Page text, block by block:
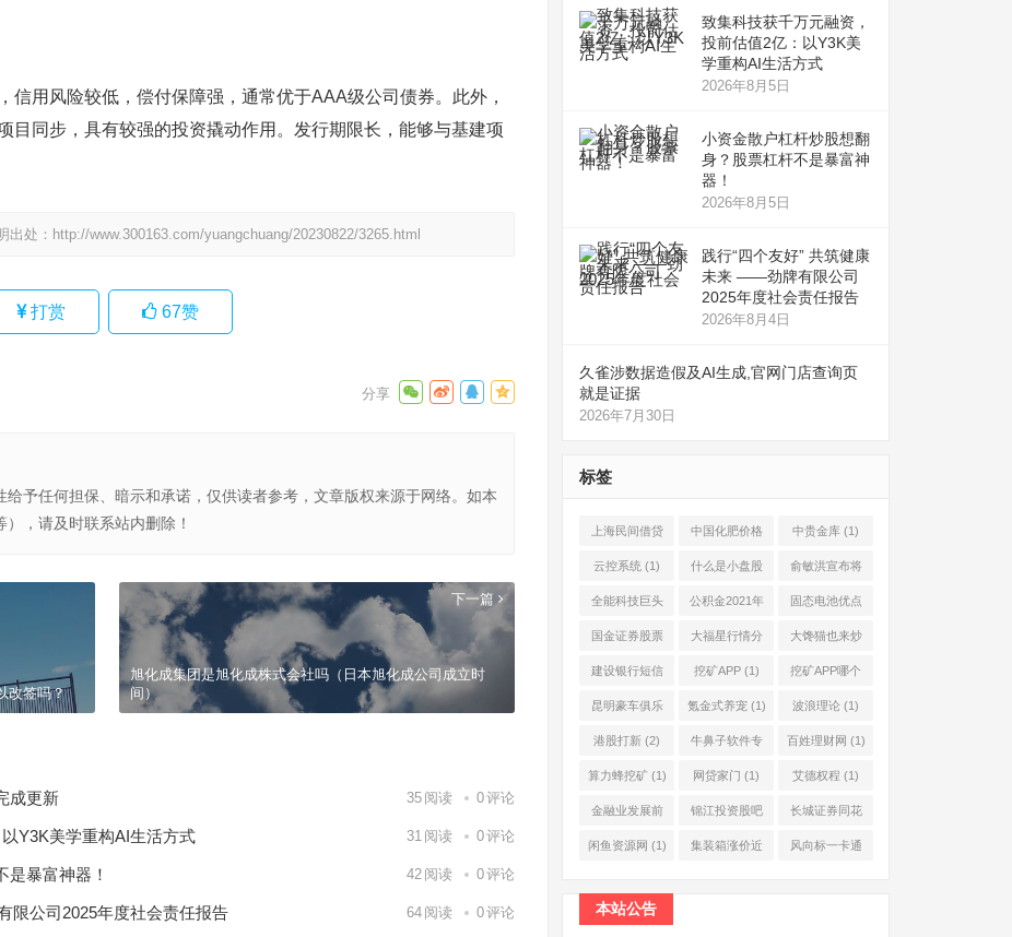
信用风险较低，偿付保障强，通常优于AAA级公司债券。此外，
目同步，具有较强的投资撬动作用。发行期限长，能够与基建项
出处： http://www.300163.com/yuangchuang/20230822/3265.html
打赏 67赞
予任何担保、暗示和承诺，仅供读者参考，文章版权来源于网络。如本
，请及时联系站内删除！
改签吗？
下一篇
旭化成集团是旭化成株式会社吗（日本旭化成公司成立时
间）
成更新 35 阅读 0评论
Y3K美学重构AI生活方式 31 阅读 0评论
暴富神器！ 42 阅读 0评论
限公司2025年度社会责任报告 64 阅读 0评论
致集科技获千万元融资，
投前估值2亿：以Y3K美
学重构AI生活方式
2026年8月5日
小资金散户杠杆炒股想翻
身？股票杠杆不是暴富神
器！
2026年8月5日
践行“四个友好” 共筑健康
未来 ——劲牌有限公司
2025年度社会责任报告
2026年8月4日
久雀涉数据造假及AI生成,官网门店查询页
就是证据
2026年7月30日
标签
上海民间借贷
公司(1)
中国化肥价格
网(1)
中贵金库 (1)
云控系统 (1) 什么是小盘股
(2)
俞敏洪宣布将
退休(1)
全能科技巨头
(1)
公积金2021年
起不允许提取
固态电池优点
(1)
国金证券股票
(2)
大福星行情分
析系统(1)
大馋猫也来炒
股票(1)
建设银行短信
服务费(1)
挖矿APP(1) 挖矿APP哪个
靠谱(1)
昆明豪车俱乐
部(1)
氪金式养宠(1) 波浪理论 (1)
港股打新 (2) 牛鼻子软件专
业版(1)
百姓理财网 (1)
算力蜂挖矿(1) 网贷家门 (1) 艾德权程 (1)
金融业发展前
景(1)
锦江投资股吧
(1)
长城证券同花
顺(1)
闲鱼资源网 (1) 集装箱涨价近 风向标一卡通
本站公告